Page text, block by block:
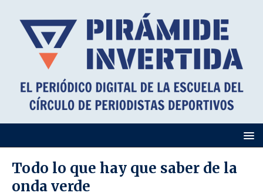
Todo lo que hay que saber de la
onda verde